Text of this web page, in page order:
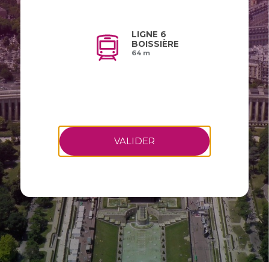
LIGNE 6
BOISSIÈRE
64 m
VALIDER